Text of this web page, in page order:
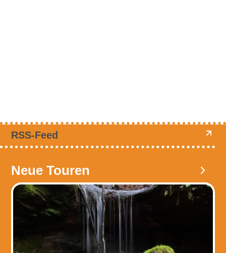
RSS-Feed
Neue Touren